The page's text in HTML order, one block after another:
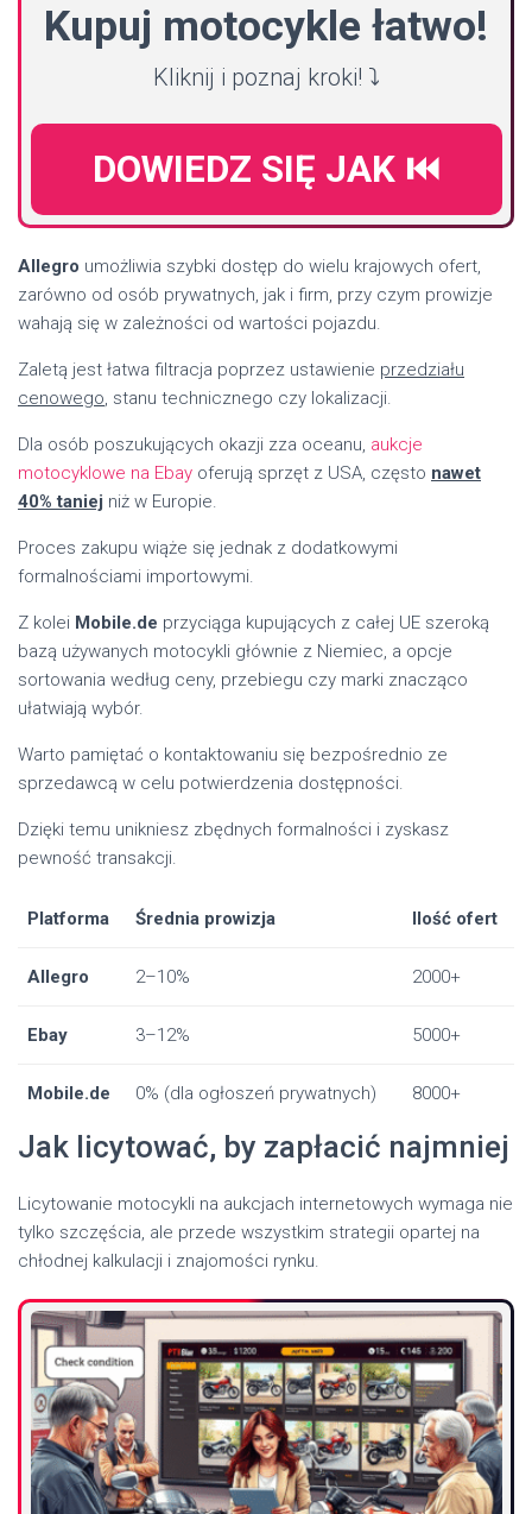
Kupuj motocykle łatwo!
Kliknij i poznaj kroki! ⤵️
DOWIEDZ SIĘ JAK ⏮️
Allegro umożliwia szybki dostęp do wielu krajowych ofert,
zarówno od osób prywatnych, jak i firm, przy czym prowizje
wahają się w zależności od wartości pojazdu.
Zaletą jest łatwa filtracja poprzez ustawienie przedziału
cenowego, stanu technicznego czy lokalizacji.
Dla osób poszukujących okazji zza oceanu, aukcje
motocyklowe na Ebay oferują sprzęt z USA, często nawet
40% taniej niż w Europie.
Proces zakupu wiąże się jednak z dodatkowymi
formalnościami importowymi.
Z kolei Mobile.de przyciąga kupujących z całej UE szeroką
bazą używanych motocykli głównie z Niemiec, a opcje
sortowania według ceny, przebiegu czy marki znacząco
ułatwiają wybór.
Warto pamiętać o kontaktowaniu się bezpośrednio ze
sprzedawcą w celu potwierdzenia dostępności.
Dzięki temu unikniesz zbędnych formalności i zyskasz
pewność transakcji.
Platforma Średnia prowizja Ilość ofert
Allegro 2–10% 2000+
Ebay 3–12% 5000+
Mobile.de 0% (dla ogłoszeń prywatnych) 8000+
Jak licytować, by zapłacić najmniej
Licytowanie motocykli na aukcjach internetowych wymaga nie
tylko szczęścia, ale przede wszystkim strategii opartej na
chłodnej kalkulacji i znajomości rynku.